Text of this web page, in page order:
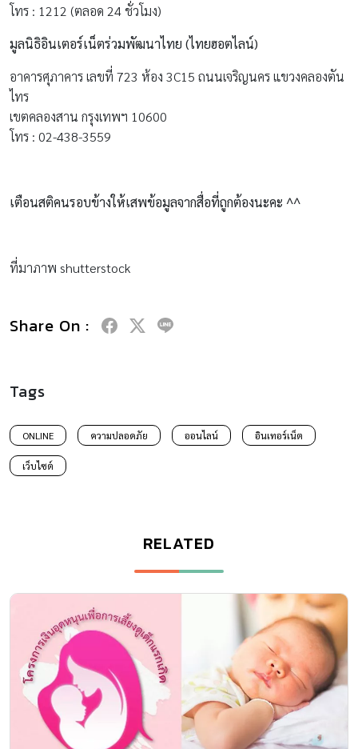
โทร : 1212 (ตลอด 24 ชั่วโมง)
มูลนิธิอินเตอร์เน็ตร่วมพัฒนาไทย (ไทยฮอตไลน์)
อาคารศุภาคาร เลขที่ 723 ห้อง 3C15 ถนนเจริญนคร แขวงคลองตัน
ไทร
เขตคลองสาน กรุงเทพฯ 10600
โทร : 02-438-3559
เตือนสติคนรอบข้างให้เสพข้อมูลจากสื่อที่ถูกต้องนะคะ ^^
ที่มาภาพ shutterstock
Share On :
Tags
ONLINE ความปลอดภัย ออนไลน์ อินเทอร์เน็ต
เว็บไซต์
RELATED